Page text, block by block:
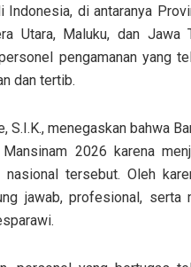
di antaranya
Utara, Maluku, dan Jawa
pengamanan yang
dan tertib.
menegaskan bahwa
2026 karena
tersebut. Oleh
jawab, profesional, serta